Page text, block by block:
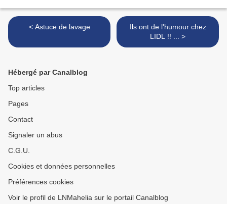
< Astuce de lavage
Ils ont de l'humour chez
LIDL !! ... >
Hébergé par Canalblog
Top articles
Pages
Contact
Signaler un abus
C.G.U.
Cookies et données personnelles
Préférences cookies
Voir le profil de LNMahelia sur le portail Canalblog